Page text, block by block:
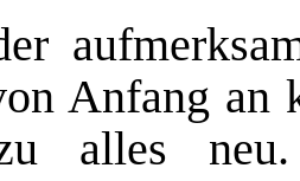
Anfang
alles